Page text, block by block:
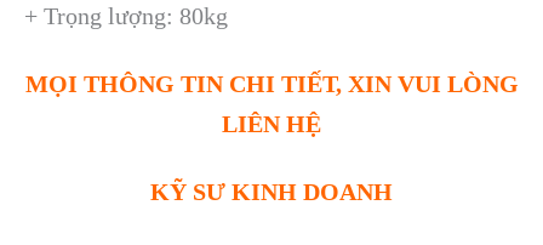
+ Trọng lượng: 80kg
MỌI THÔNG TIN CHI TIẾT, XIN VUI LÒNG
LIÊN HỆ
KỸ SƯ KINH DOANH